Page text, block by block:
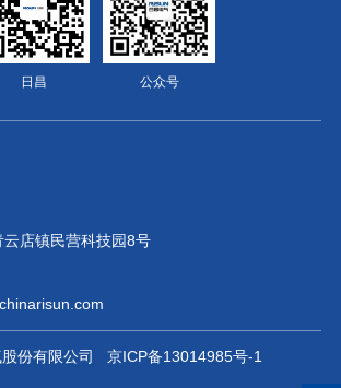
日昌 公众号
店镇民营科技园8号
份有限公司 京ICP备13014985号-1